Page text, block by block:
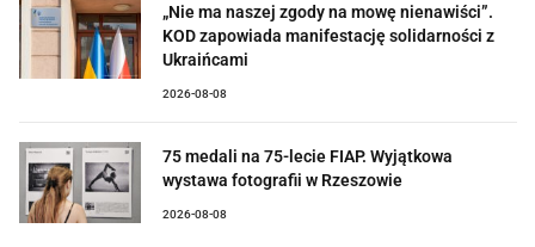
„Nie ma naszej zgody na mowę nienawiści”.
KOD zapowiada manifestację solidarności z
Ukraińcami
2026-08-08
75 medali na 75-lecie FIAP. Wyjątkowa
wystawa fotografii w Rzeszowie
2026-08-08